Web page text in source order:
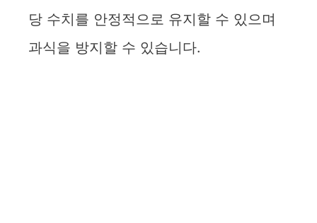
당 수치를 안정적으로 유지할 수 있으며
과식을 방지할 수 있습니다.